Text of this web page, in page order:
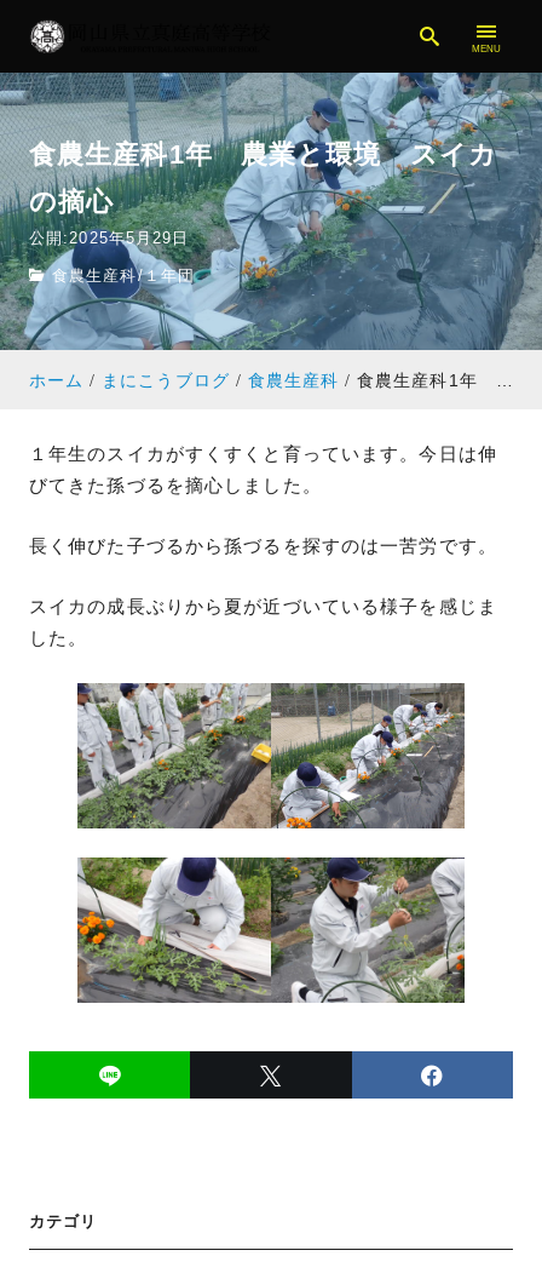
食農生産科1年 農業と環境 スイカ
の摘心
公開:2025年5月29日
食農生産科/１年団
ホーム まにこうブログ 食農生産科 食農生産科1年 農業と環境 スイカの摘心
１年生のスイカがすくすくと育っています。今日は伸
びてきた孫づるを摘心しました。
長く伸びた子づるから孫づるを探すのは一苦労です。
スイカの成長ぶりから夏が近づいている様子を感じま
した。
投
稿
カテゴリ